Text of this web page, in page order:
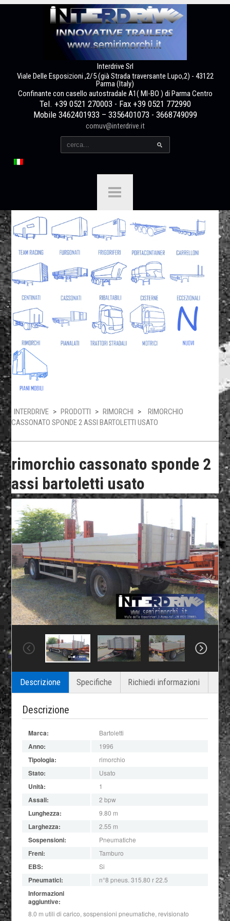
Interdrive Srl
Viale Delle Esposizioni ,2/5 (già Strada traversante Lupo,2) - 43122
Parma (Italy)
Confinante con casello autostradale A1( MI-BO ) di Parma Centro
Tel. +39 0521 270003 - Fax +39 0521 772990
Mobile 3462401933 – 3356401073 - 3668749099
comuv@interdrive.it
INTERDRIVE > PRODOTTI > RIMORCHI >
RIMORCHIO
CASSONATO SPONDE 2 ASSI BARTOLETTI USATO
rimorchio cassonato sponde 2
assi bartoletti usato
Descrizione Specifiche Richiedi informazioni
Descrizione
Marca: Bartoletti
Anno: 1996
Tipologia: rimorchio
Stato: Usato
Unità: 1
Assali: 2 bpw
Lunghezza: 9.80 m
Larghezza: 2.55 m
Sospensioni: Pneumatiche
Freni: Tamburo
EBS: Si
Pneumatici: n°8 pneus. 315.80 r 22.5
Informazioni
aggiuntive:
8.0 m utili di carico, sospensioni pneumatiche, revisionato